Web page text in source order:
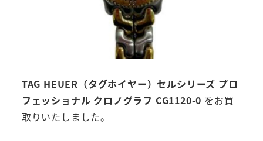
TAG HEUER（タグホイヤー）セルシリーズ プロ
フェッショナル クロノグラフ CG1120-0 をお買
取りいたしました。